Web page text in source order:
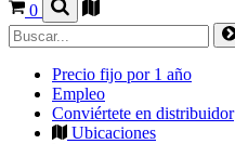
0
Precio fijo por 1 año
Empleo
Conviértete en distribuidor
Ubicaciones